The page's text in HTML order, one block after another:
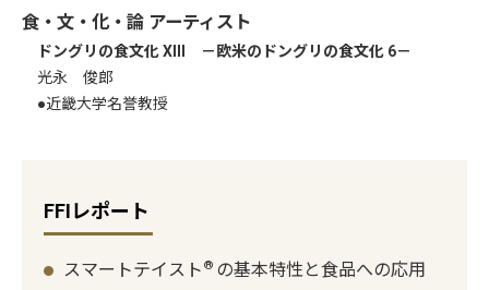
食・文・化・論 アーティスト
ドングリの食文化 XIII －欧米のドングリの食文化 6－
光永 俊郎
●近畿大学名誉教授
FFIレポート
スマートテイスト ® の基本特性と食品への応用